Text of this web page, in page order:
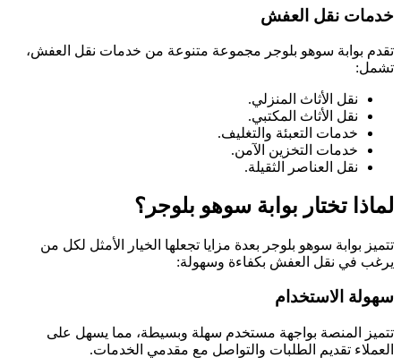
خدمات نقل العفش
تقدم بوابة سوهو بلوجر مجموعة متنوعة من خدمات نقل العفش،
تشمل:
نقل الأثاث المنزلي.
نقل الأثاث المكتبي.
خدمات التعبئة والتغليف.
خدمات التخزين الآمن.
نقل العناصر الثقيلة.
لماذا تختار بوابة سوهو بلوجر؟
تتميز بوابة سوهو بلوجر بعدة مزايا تجعلها الخيار الأمثل لكل من
يرغب في نقل العفش بكفاءة وسهولة:
سهولة الاستخدام
تتميز المنصة بواجهة مستخدم سهلة وبسيطة، مما يسهل على
العملاء تقديم الطلبات والتواصل مع مقدمي الخدمات.